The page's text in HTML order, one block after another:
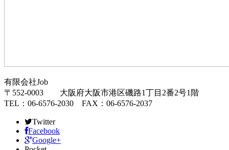
有限会社Job
〒552-0003 大阪府大阪市港区磯路1丁目2番2号1階
TEL：06-6576-2030 FAX：06-6576-2037
Twitter
Facebook
Google+